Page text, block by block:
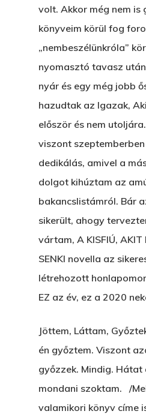
volt. Akkor még nem is
könyveim körül fog
„nembeszélünkróla”
nyomasztó tavasz
nyár és egy még jobb
hazudtak az Igazak,
először és nem
viszont
dedikálás, amivel a
dolgot kihúztam az
bakancslistámról. Bár
sikerült, ahogy
vártam, A KISFIÚ, AKIT
SENKI novella az
létrehozott
EZ az év, ez a 2020
Jöttem, Láttam,
én győztem. Viszont
győzzek. Mindig.
mondani szoktam. /
valamikori könyv címe